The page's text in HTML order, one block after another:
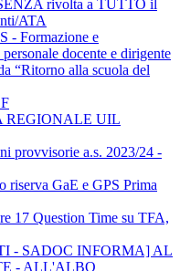
rivolta a TUTTO il
ATA
- Formazione e
docente e dirigente
“Ritorno alla scuola del
REGIONALE UIL
provvisorie a.s. 2023/24 -
riserva GaE e GPS Prima
17 Question Time su TFA,
- SADOC INFORMA] AL
- ALL'ALBO